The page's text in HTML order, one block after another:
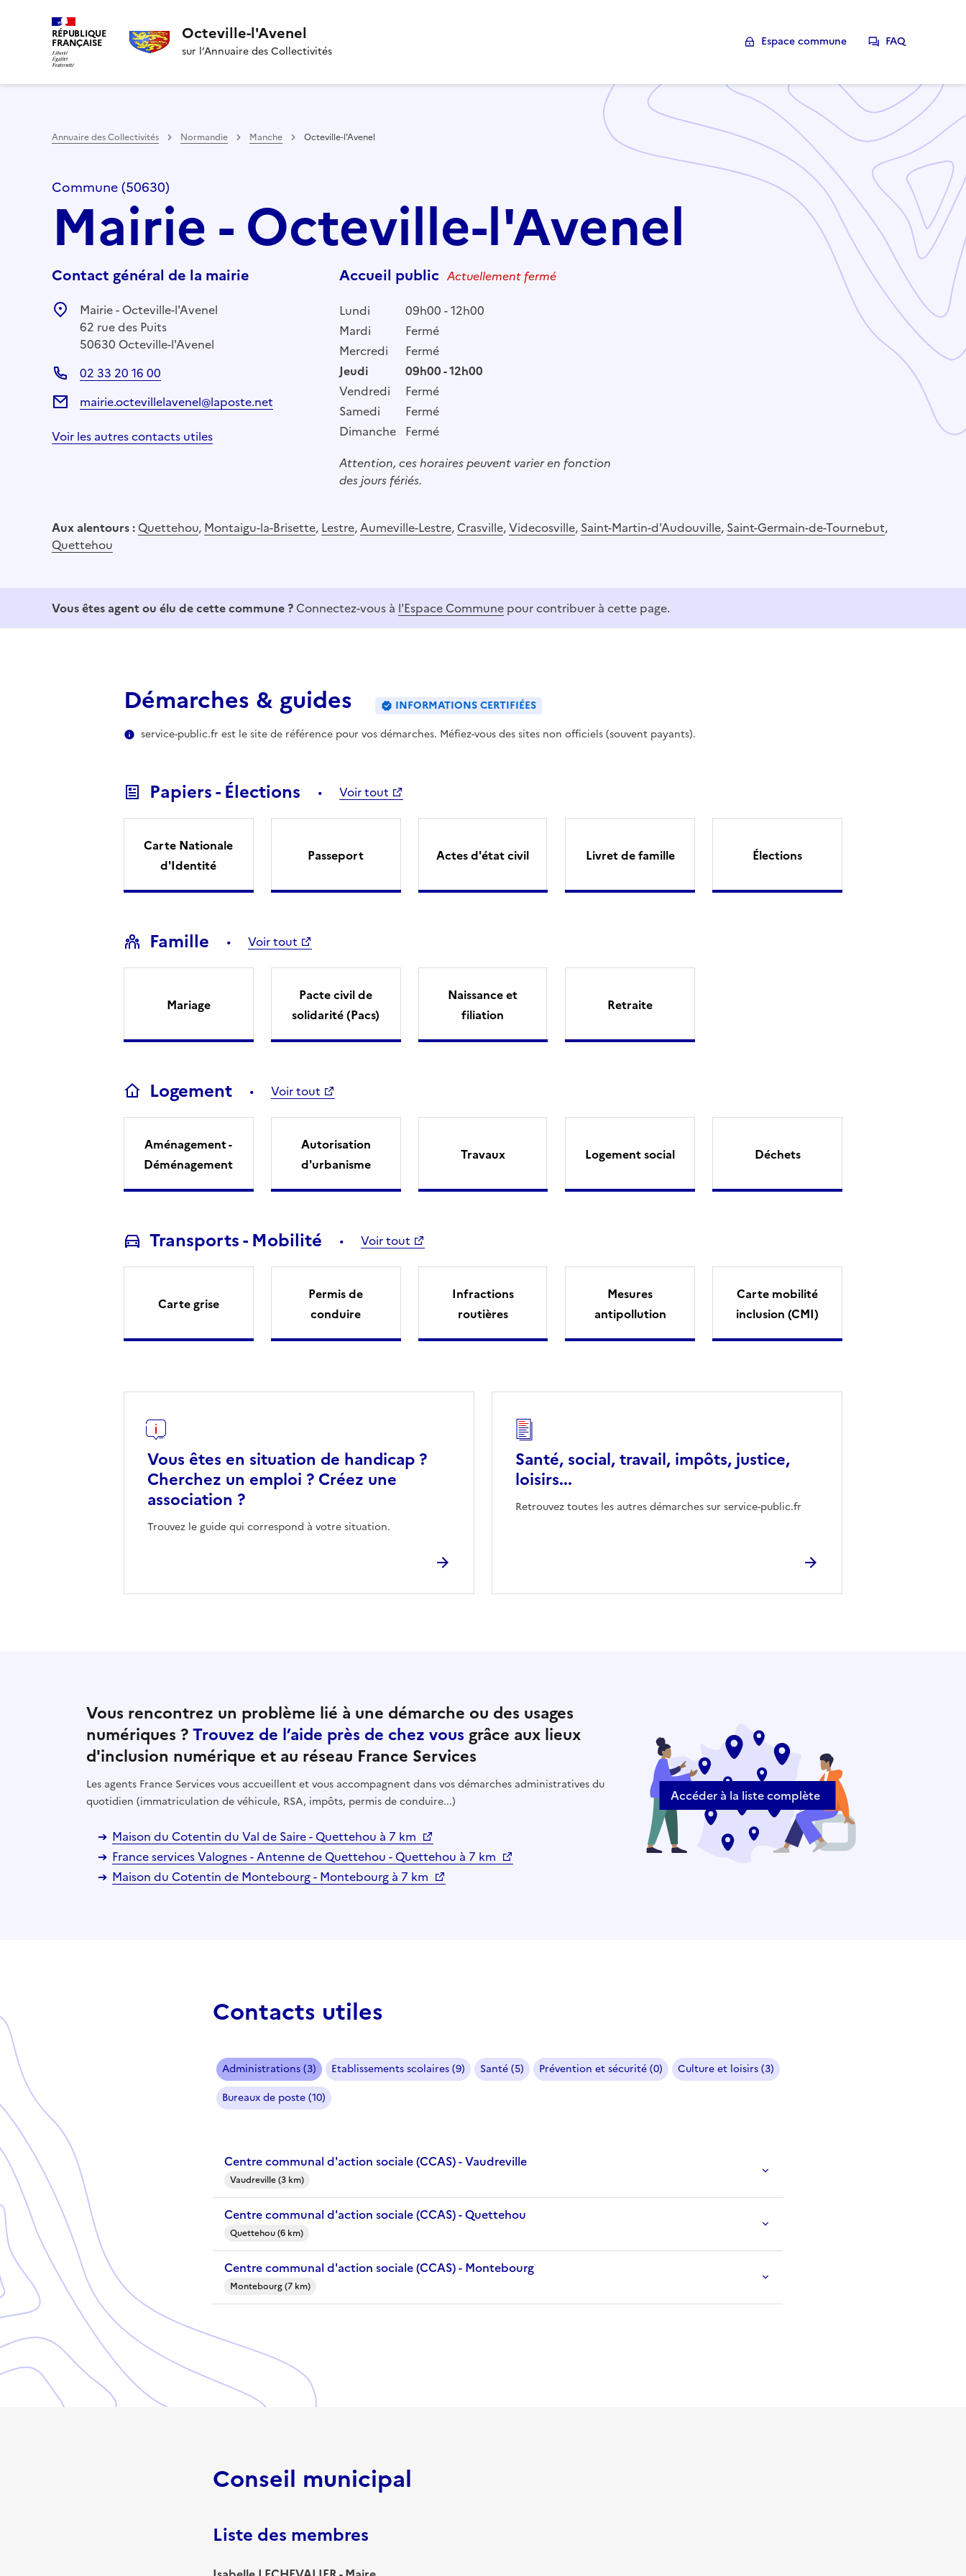
RÉPUBLIQUE
FRANÇAISE Octeville-l'Avenel
sur l’Annuaire des Collectivités
Espace commune FAQ
Annuaire des Collectivités Normandie Manche Octeville-l'Avenel
Commune (50630)
Mairie - Octeville-l'Avenel
Contact général de la mairie
Mairie - Octeville-l'Avenel
62 rue des Puits
50630 Octeville-l'Avenel
02 33 20 16 00
mairie.octevillelavenel@laposte.net
Voir les autres contacts utiles
Accueil public Actuellement fermé
Lundi
09h00 - 12h00
Mardi
Fermé
Mercredi
Fermé
Jeudi
09h00 - 12h00
Vendredi
Fermé
Samedi
Fermé
Dimanche Fermé
Attention, ces horaires peuvent varier en fonction
des jours fériés.
Aux alentours : Quettehou, Montaigu-la-Brisette, Lestre,Aumeville-Lestre, Crasville,Videcosville, Saint-Martin-d'Audouville, Saint-Germain-de-Tournebut,
Quettehou
Vous êtes agent ou élu de cette commune ? Connectez-vous à l'Espace Commune pour contribuer à cette page.
Démarches & guides
INFORMATIONS CERTIFIÉES
service-public.fr est le site de référence pour vos démarches. Méfiez-vous des sites non officiels (souvent payants).
Papiers - Élections Voir tout
Carte Nationale
d'Identité
Passeport Actes d'état civil Livret de famille Élections
Famille Voir tout
Mariage
Pacte civil de
solidarité (Pacs)
Naissance et
filiation
Retraite
Logement Voir tout
Aménagement -
Déménagement
Autorisation
d'urbanisme
Travaux Logement social Déchets
Transports - Mobilité Voir tout
Carte grise
Permis de
conduire
Infractions
routières
Mesures
antipollution
Carte mobilité
inclusion (CMI)
Vous êtes en situation de handicap ?
Cherchez un emploi ? Créez une
association ?
Trouvez le guide qui correspond à votre situation.
Santé, social, travail, impôts, justice,
loisirs...
Retrouvez toutes les autres démarches sur service-public.fr
Vous rencontrez un problème lié à une démarche ou des usages
numériques ?Trouvez de l’aide près de chez vous grâce aux lieux
d'inclusion numérique et au réseau France Services
Les agents France Services vous accueillent et vous accompagnent dans vos démarches administratives du
quotidien (immatriculation de véhicule, RSA, impôts, permis de conduire...)
Maison du Cotentin du Val de Saire - Quettehou à 7 km
France services Valognes - Antenne de Quettehou - Quettehou à 7 km
Maison du Cotentin de Montebourg - Montebourg à 7 km
Accéder à la liste complète
Contacts utiles
Administrations (3) Etablissements scolaires (9) Santé (5) Prévention et sécurité (0)
Culture et loisirs (3)
Bureaux de poste (10)
Centre communal d'action sociale (CCAS) - Vaudreville
Vaudreville (3 km)
Centre communal d'action sociale (CCAS) - Quettehou
Quettehou (6 km)
Centre communal d'action sociale (CCAS) - Montebourg
Montebourg (7 km)
Conseil municipal
Liste des membres